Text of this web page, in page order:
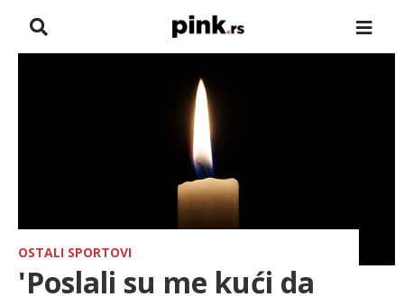
HRONIKA
FARMERI
OSTALI SPORTOVI
'Poslali su me kući da